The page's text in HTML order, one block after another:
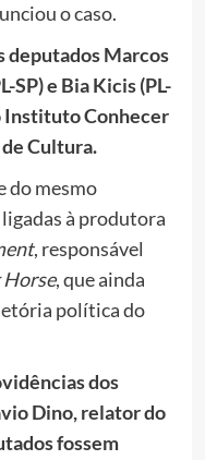
o caso.
deputados Marcos
SP) e Bia Kicis (PL-
Instituto Conhecer
Cultura.
do mesmo
à produtora
, responsável
, que ainda
política do
dos
Dino, relator do
fossem